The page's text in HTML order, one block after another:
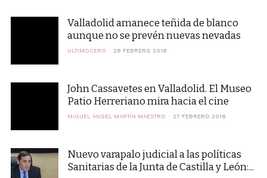
Valladolid amanece teñida de blanco
aunque no se prevén nuevas nevadas
ÚLTIMOCERO 28 FEBRERO 2018
John Cassavetes en Valladolid. El Museo
Patio Herreriano mira hacia el cine
MIGUEL ÁNGEL MARTÍN MAESTRO 27 FEBRERO 2018
Nuevo varapalo judicial a las políticas
Sanitarias de la Junta de Castilla y León:...